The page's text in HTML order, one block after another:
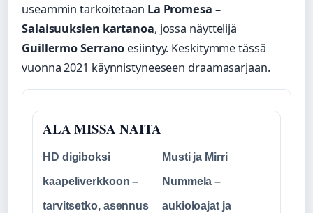
useammin tarkoitetaan La Promesa –
Salaisuuksien kartanoa, jossa näyttelijä
Guillermo Serrano esiintyy. Keskitymme tässä
vuonna 2021 käynnistyneeseen draamasarjaan.
ALA MISSA NAITA
HD digiboksi
kaapeliverkkoon –
tarvitsetko, asennus
Musti ja Mirri
Nummela –
aukioloajat ja